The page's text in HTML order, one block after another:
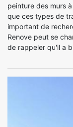
peinture des murs
que ces types de
important de
Renove peut se
de rappeler qu'il a